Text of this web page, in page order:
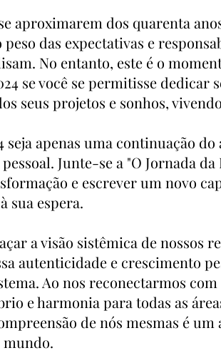
aproximarem dos quarenta
das expectativas e
No entanto, este é o
se você se permitisse dedicar
seus projetos e sonhos,
seja apenas uma continuação
Junte-se a "O Jornada
e escrever um novo
sua espera.
a visão sistêmica de nossos
autenticidade e crescimento
Ao nos reconectarmos
e harmonia para todas as
de nós mesmas é um
mundo.